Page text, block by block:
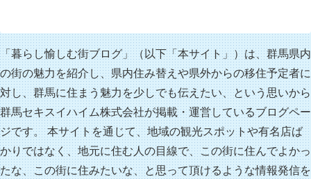
「暮らし愉しむ街ブログ」（以下「本サイト」）は、群馬県内
の街の魅力を紹介し、県内住み替えや県外からの移住予定者に
対し、群馬に住まう魅力を少しでも伝えたい、という思いから
群馬セキスイハイム株式会社が掲載・運営しているブログペー
ジです。 本サイトを通じて、地域の観光スポットや有名店ば
かりではなく、地元に住む人の目線で、この街に住んでよかっ
たな、この街に住みたいな、と思って頂けるような情報発信を